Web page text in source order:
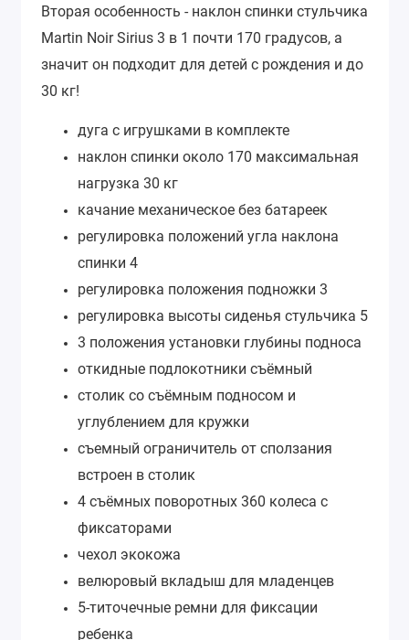
Вторая особенность - наклон спинки стульчика
Martin Noir Sirius 3 в 1 почти 170 градусов, а
значит он подходит для детей с рождения и до
30 кг!
дуга с игрушками в комплекте
наклон спинки около 170 максимальная
нагрузка 30 кг
качание механическое без батареек
регулировка положений угла наклона
спинки 4
регулировка положения подножки 3
регулировка высоты сиденья стульчика 5
3 положения установки глубины подноса
откидные подлокотники съёмный
столик со съёмным подносом и
углублением для кружки
съемный ограничитель от сползания
встроен в столик
4 съёмных поворотных 360 колеса с
фиксаторами
чехол экокожа
велюровый вкладыш для младенцев
5-титочечные ремни для фиксации
ребенка